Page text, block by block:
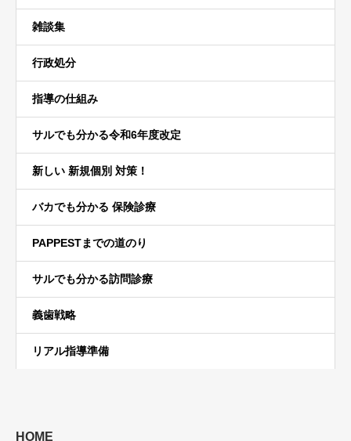
雑談集
行政処分
指導の仕組み
サルでも分かる令和6年度改定
新しい 新規個別 対策！
バカでも分かる 保険診療
PAPPESTまでの道のり
サルでも分かる訪問診療
義歯戦略
リアル指導準備
HOME